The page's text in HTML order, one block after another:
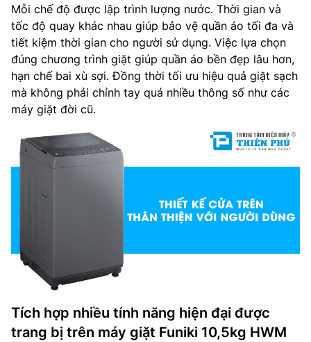
Mỗi chế độ được lập trình lượng nước. Thời gian và
tốc độ quay khác nhau giúp bảo vệ quần áo tối đa và
tiết kiệm thời gian cho người sử dụng. Việc lựa chọn
đúng chương trình giặt giúp quần áo bền đẹp lâu hơn,
hạn chế bai xù sợi. Đồng thời tối ưu hiệu quả giặt sạch
mà không phải chỉnh tay quá nhiều thông số như các
máy giặt đời cũ.
Tích hợp nhiều tính năng hiện đại được
trang bị trên máy giặt Funiki 10,5kg HWM